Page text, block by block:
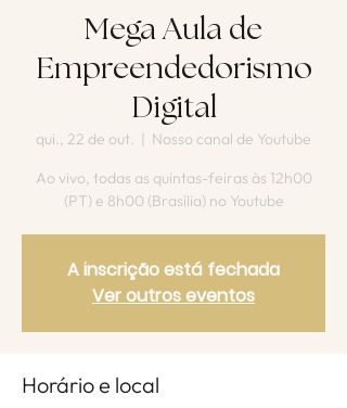
Mega Aula de
Empreendedorismo
Digital
qui., 22 de out.
  |
Nosso canal de Youtube
Ao vivo, todas as quintas-feiras às 12h00
(PT) e 8h00 (Brasília) no Youtube
A inscrição está fechada
Ver outros eventos
Horário e local